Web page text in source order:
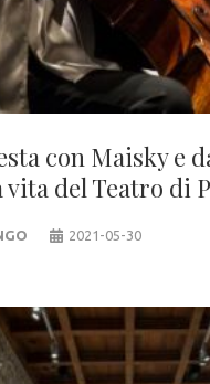
con Maisky e
vita del Teatro di
2021-05-30